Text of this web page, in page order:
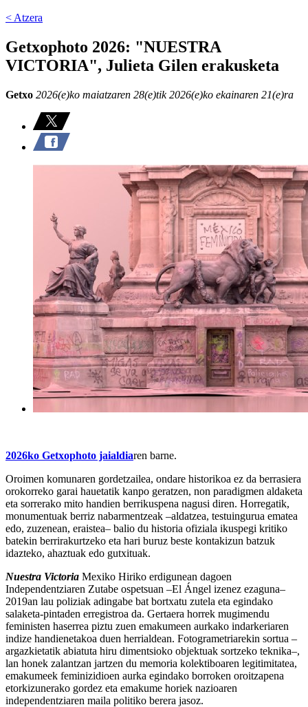
< Atzera
Getxophoto 2026: "NUESTRA
VICTORIA", Julieta Gilen erakusketa
Getxo 2026(e)ko maiatzaren 28(e)tik 2026(e)ko ekainaren 21(e)ra
2026ko Getxophoto jaialdiaren barne.
Oroimen komunaren gordetzailea, ondare historikoa ez da berrasiera
orokorreko garai hauetatik kanpo geratzen, non paradigmen aldaketa
eta sorrerako mito handien berrikuspena nagusi diren. Horregatik,
monumentuak berriz nabarmentzeak –aldatzea, testuingurua ematea
edo, zuzenean, eraistea– balio du historia ofiziala ikuspegi kritiko
batekin berrirakurtzeko eta hari buruz beste kontakizun batzuk
idazteko, ahaztuak edo gutxituak.
Nuestra Victoria Mexiko Hiriko erdigunean dagoen
Independentziaren Zutabe ospetsuan –El Ángel izenez ezaguna–
2019an lau poliziak adingabe bat bortxatu zutela eta egindako
salaketa-pintaden erregistroa da. Gertaera horrek mugimendu
feministen haserrea piztu zuen emakumeen aurkako indarkeriaren
indize handienetakoa duen herrialdean. Fotogrametriarekin sortua –
argazkietatik abiatuta hiru dimentsioko objektuak sortzeko teknika–,
lan honek zalantzan jartzen du memoria kolektiboaren legitimitatea,
emakumeek feminizidioen aurka egindako borroken oroitzapena
etorkizunerako gordez eta emakume horiek nazioaren
independentziaren maila politiko berera jasoz.